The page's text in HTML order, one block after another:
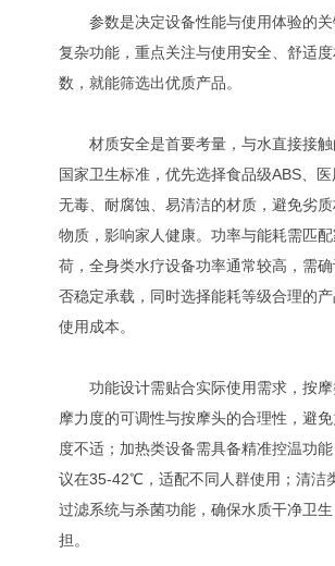
参数是决定设备性能与使用体验的关
复杂功能，重点关注与使用安全、舒适
数，就能筛选出优质产品。
材质安全是首要考量，与水直接接触
国家卫生标准，优先选择食品级ABS、
无毒、耐腐蚀、易清洁的材质，避免劣
物质，影响家人健康。功率与能耗需匹
荷，全身类水疗设备功率通常较高，需
否稳定承载，同时选择能耗等级合理的
使用成本。
功能设计需贴合实际使用需求，按摩
摩力度的可调性与按摩头的合理性，避
度不适；加热类设备需具备精准控温功
议在35-42℃，适配不同人群使用；清洁
过滤系统与杀菌功能，确保水质干净卫
担。